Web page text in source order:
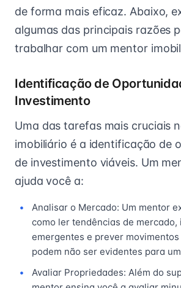
de forma mais eficaz. Abaixo,
algumas das principais razões
trabalhar com um mentor
Identificação de
Investimento
Uma das tarefas mais cruciais
imobiliário é a identificação de
de investimento viáveis. Um
ajuda você a:
Analisar o Mercado: Um mentor
como ler tendências de
emergentes e prever
podem não ser evidentes para
Avaliar Propriedades: Além do